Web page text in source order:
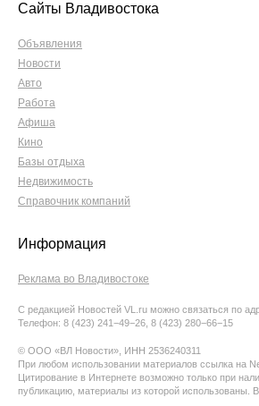
Сайты Владивостока
Объявления
Новости
Авто
Работа
Афиша
Кино
Базы отдыха
Недвижимость
Справочник компаний
Информация
Реклама во Владивостоке
С редакцией Новостей VL.ru можно связаться по
Телефон: 8 (423) 241−49−26, 8 (423) 280−66−15
© ООО «ВЛ Новости», ИНН 2536240311
При любом использовании материалов ссылка на
Цитирование в Интернете возможно только при
публикацию, материалы из которой использованы.